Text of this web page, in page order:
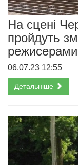
На сцені
пройдуть
режисерами
06.07.23 12:55
Детальніше